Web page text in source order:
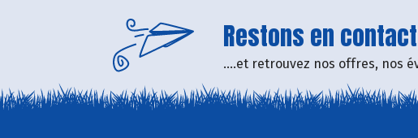
Restons en
....et retrouvez nos offres, nos